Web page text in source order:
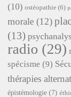
(10) ostéopathie (6)
morale (12)
(13)
radio (29)
spécisme (9)
thérapies
épistémologie (7)